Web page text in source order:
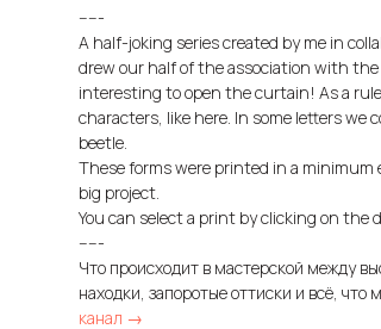
-----
A half-joking series created by me in
drew our half of the association with
interesting to open the curtain! As a
characters, like here. In some letters
beetle.
These forms were printed in a
big project.
You can select a print by clicking on
-----
Что происходит в мастерской между
находки, запоротые оттиски и всё, что
канал →